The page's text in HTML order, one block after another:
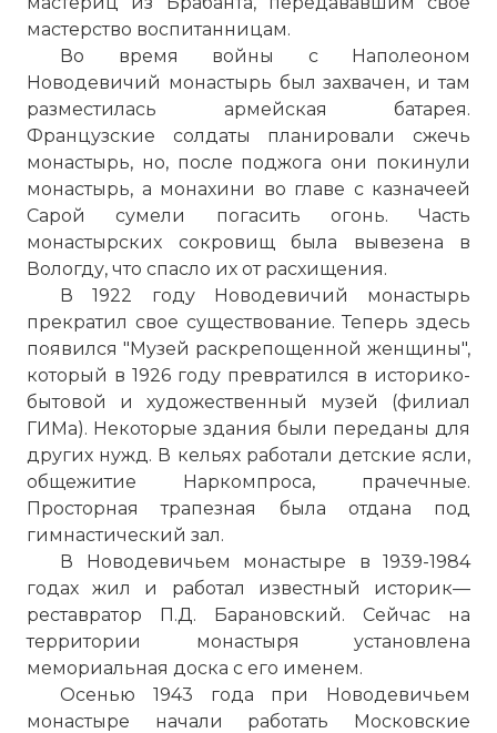
мастерство воспитанницам.
Во время войны с Наполеоном
Новодевичий монастырь был захвачен, и там
разместилась армейская батарея.
Французские солдаты планировали сжечь
монастырь, но, после поджога они покинули
монастырь, а монахини во главе с казначеей
Сарой сумели погасить огонь. Часть
монастырских сокровищ была вывезена в
Вологду, что спасло их от расхищения.
В 1922 году Новодевичий монастырь
прекратил свое существование. Теперь здесь
появился "Музей раскрепощенной женщины",
который в 1926 году превратился в историко-
бытовой и художественный музей (филиал
ГИМа). Некоторые здания были переданы для
других нужд. В кельях работали детские ясли,
общежитие Наркомпроса, прачечные.
Просторная трапезная была отдана под
гимнастический зал.
В Новодевичьем монастыре в 1939-1984
годах жил и работал известный историк—
реставратор П.Д. Барановский. Сейчас на
территории монастыря установлена
мемориальная доска с его именем.
Осенью 1943 года при Новодевичьем
монастыре начали работать Московские
План-схема Новодевичьего монастыря
Фото статьи: